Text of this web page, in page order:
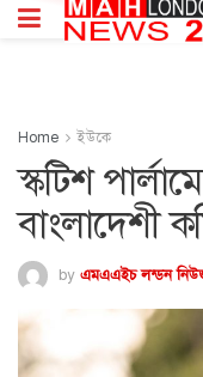
Home ইউকে
স্কটিশ
বাংলাদেশী
by এমএএইচ লন্ডন